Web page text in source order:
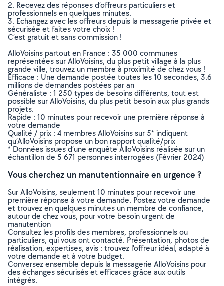
2. Recevez des réponses d’offreurs particuliers et
professionnels en quelques minutes.
3. Echangez avec les offreurs depuis la messagerie privée et
sécurisée et faites votre choix !
C’est gratuit et sans commission !
AlloVoisins partout en France : 35 000 communes
représentées sur AlloVoisins, du plus petit village à la plus
grande ville, trouvez un membre à proximité de chez vous !
Efficace : Une demande postée toutes les 10 secondes, 3.6
millions de demandes postées par an
Généraliste : 1 250 types de besoins différents, tout est
possible sur AlloVoisins, du plus petit besoin aux plus grands
projets.
Rapide : 10 minutes pour recevoir une première réponse à
votre demande
Qualité / prix : 4 membres AlloVoisins sur 5* indiquent
qu’AlloVoisins propose un bon rapport qualité/prix
* Données issues d’une enquête AlloVoisins réalisée sur un
échantillon de 5 671 personnes interrogées (Février 2024)
Vous cherchez un manutentionnaire en urgence ?
Sur AlloVoisins, seulement 10 minutes pour recevoir une
première réponse à votre demande. Postez votre demande
et trouvez en quelques minutes un membre de confiance,
autour de chez vous, pour votre besoin urgent de
manutention
Consultez les profils des membres, professionnels ou
particuliers, qui vous ont contacté. Présentation, photos de
réalisation, expertises, avis : trouvez l'offreur idéal, adapté à
votre demande et à votre budget.
Conversez ensemble depuis la messagerie AlloVoisins pour
des échanges sécurisés et efficaces grâce aux outils
intégrés.